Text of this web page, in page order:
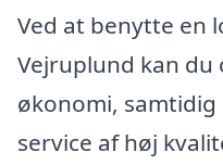
Ved at benytte en
Vejruplund kan du
økonomi,
service af høj